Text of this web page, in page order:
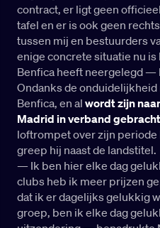
contract, er ligt geen
tafel en er is ook geen
tussen mij en bestuurders
enige concrete situatie nu
Benfica heeft neergelegd —
Ondanks de
Benfica, en al wordt zijn
Madrid in verband
loftrompet over zijn periode
greep hij naast de landstitel.
— Ik ben hier elke dag
clubs heb ik meer prijzen
dat ik er dagelijks gelukkig
groep, ben ik elke dag